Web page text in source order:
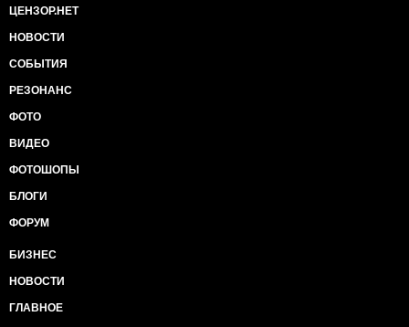
ЦЕНЗОР.НЕТ
НОВОСТИ
СОБЫТИЯ
РЕЗОНАНС
ФОТО
ВИДЕО
ФОТОШОПЫ
БЛОГИ
ФОРУМ
БИЗНЕС
НОВОСТИ
ГЛАВНОЕ